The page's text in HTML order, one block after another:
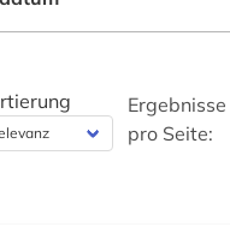
Mathematik (0)
(5)
Ergebnisse
pro Seite: